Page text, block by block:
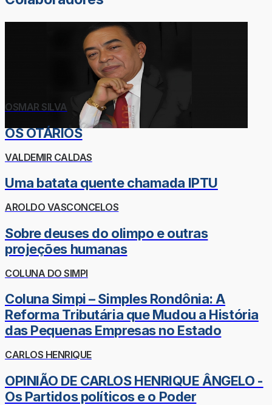
OSMAR SILVA
OS OTÁRIOS
VALDEMIR CALDAS
Uma batata quente chamada IPTU
AROLDO VASCONCELOS
Sobre deuses do olimpo e outras
projeções humanas
COLUNA DO SIMPI
Coluna Simpi – Simples Rondônia: A
Reforma Tributária que Mudou a História
das Pequenas Empresas no Estado
CARLOS HENRIQUE
OPINIÃO DE CARLOS HENRIQUE ÂNGELO -
Os Partidos políticos e o Poder